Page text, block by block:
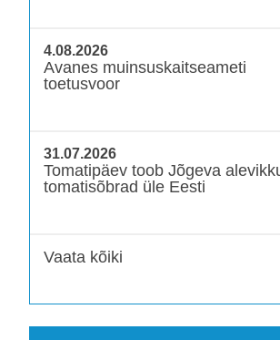
4.08.2026
Avanes muinsuskaitseameti
toetusvoor
31.07.2026
Tomatipäev toob Jõgeva
tomatisõbrad üle Eesti
Vaata kõiki